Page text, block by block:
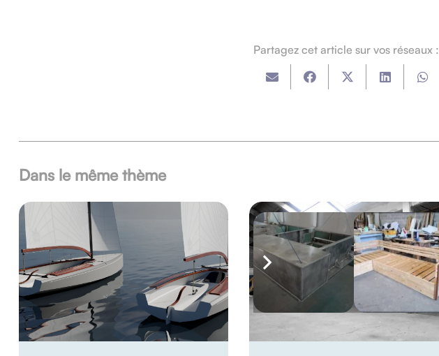
Partagez cet article sur vos réseaux :
Dans le même thème